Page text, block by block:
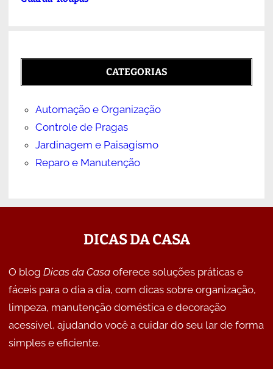
CATEGORIAS
Automação e Organização
Controle de Pragas
Jardinagem e Paisagismo
Reparo e Manutenção
DICAS DA CASA
O blog Dicas da Casaoferece soluções práticas e
fáceis para o dia a dia, com dicas sobre organização,
limpeza, manutenção doméstica e decoração
acessível, ajudando você a cuidar do seu lar de forma
simples e eficiente.